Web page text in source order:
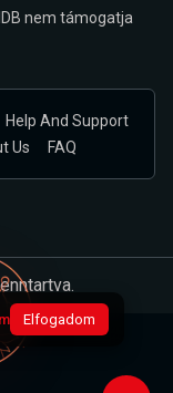
nem támogatja
Help And Support
Us FAQ
Elfogadom